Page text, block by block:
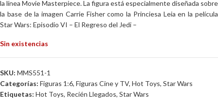
la línea Movie Masterpiece. La figura está especialmente diseñada sobre
la base de la imagen Carrie Fisher como la Princiesa Leia en la película
Star Wars: Episodio VI – El Regreso del Jedi –
Sin existencias
SKU: MMS551-1
Categorías: Figuras 1:6, Figuras Cine y TV, Hot Toys, Star Wars
Etiquetas: Hot Toys, Recién Llegados, Star Wars